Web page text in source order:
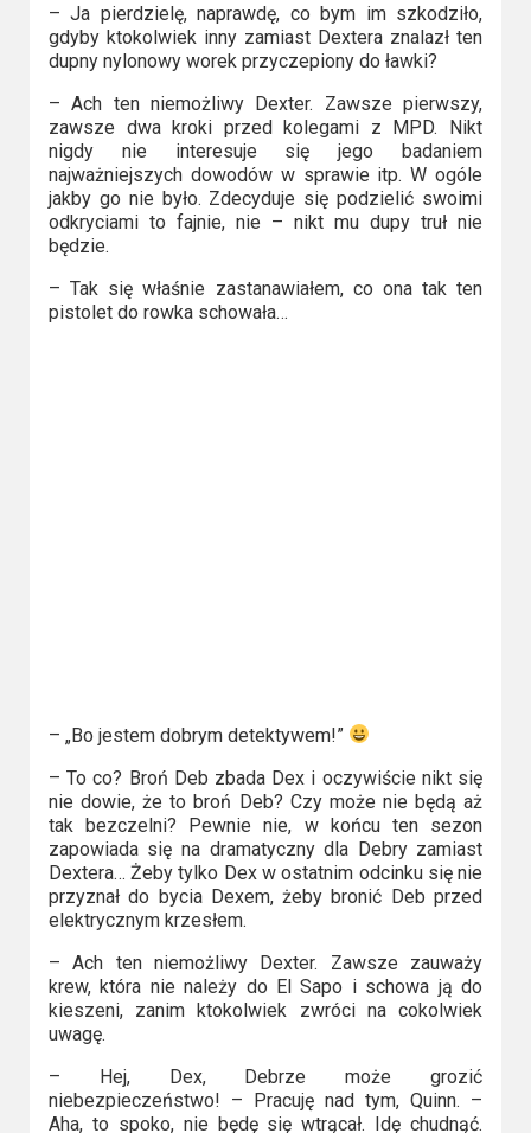
Podsumowania
2023
2022
2021
2020
2019
– Ja pierdzielę, naprawdę, co bym im szkodziło,
gdyby ktokolwiek inny zamiast Dextera znalazł ten
dupny nylonowy worek przyczepiony do ławki?
– Ach ten niemożliwy Dexter. Zawsze pierwszy,
zawsze dwa kroki przed kolegami z MPD. Nikt
nigdy nie interesuje się jego badaniem
najważniejszych dowodów w sprawie itp. W ogóle
jakby go nie było. Zdecyduje się podzielić swoimi
odkryciami to fajnie, nie – nikt mu dupy truł nie
będzie.
– Tak się właśnie zastanawiałem, co ona tak ten
pistolet do rowka schowała…
– „Bo jestem dobrym detektywem!”
– To co? Broń Deb zbada Dex i oczywiście nikt się
nie dowie, że to broń Deb? Czy może nie będą aż
tak bezczelni? Pewnie nie, w końcu ten sezon
zapowiada się na dramatyczny dla Debry zamiast
Dextera… Żeby tylko Dex w ostatnim odcinku się nie
przyznał do bycia Dexem, żeby bronić Deb przed
elektrycznym krzesłem.
– Ach ten niemożliwy Dexter. Zawsze zauważy
krew, która nie należy do El Sapo i schowa ją do
kieszeni, zanim ktokolwiek zwróci na cokolwiek
uwagę.
– Hej, Dex, Debrze może grozić
niebezpieczeństwo! – Pracuję nad tym, Quinn. –
Aha, to spoko, nie będę się wtrącał. Idę chudnąć.